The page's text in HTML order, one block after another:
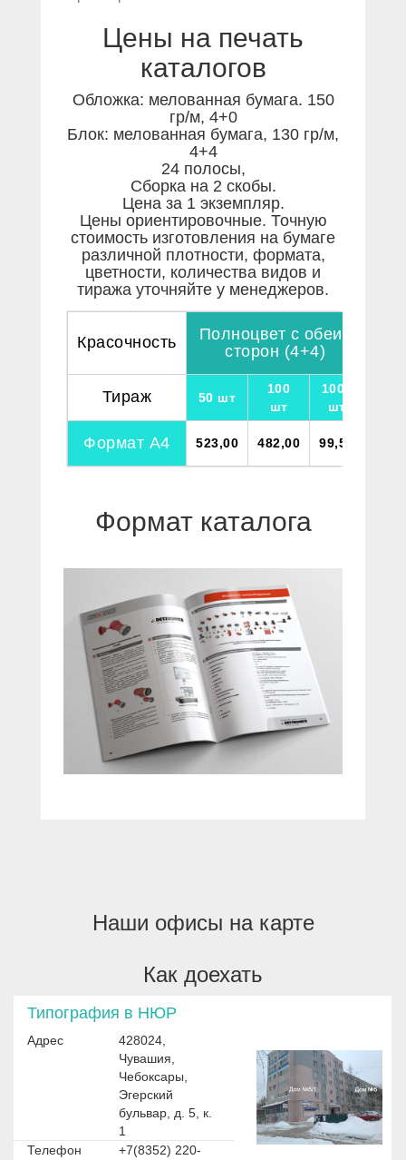
Цены на печать
каталогов
Обложка: мелованная бумага. 150
гр/м, 4+0
Блок: мелованная бумага, 130 гр/м,
4+4
24 полосы,
Сборка на 2 скобы.
Цена за 1 экземпляр.
Цены ориентировочные. Точную
стоимость изготовления на бумаге
различной плотности, формата,
цветности, количества видов и
тиража уточняйте у менеджеров.
Красочность
Полноцвет с обеих
сторон (4+4)
Тираж 50 шт
100
шт
1000
шт
Формат А4 523,00 482,00 99,50
Формат каталога
Наши офисы на карте
Как доехать
Типография в НЮР
Адрес
428024,
Чувашия,
Чебоксары,
Эгерский
бульвар, д. 5, к.
1
Телефон
+7(8352) 220-